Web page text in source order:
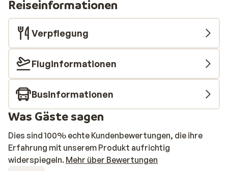
sind schön eingerichtet und haben jeweils ein eigenes,
gepflegtes Badezimmer. Im Gemeinschaftsbereich der
Pension finden Sie eine Küche, die alle Gäste nutzen
können. In der stimmungsvollen Stube wird jeden
Morgen ein exzellentes Frühstück serviert, damit Sie
für die Stunden auf der Piste genug Energie haben.
Wenn Sie eine kleine Pension mit persönlichem Service
bevorzugen, dann ist die Pension Sanna der ideale Ort
für Ihren Urlaub in Mayrhofen!
Reiseinformationen
Verpflegung
Fluginformationen
Businformationen
Was Gäste sagen
Dies sind 100% echte Kundenbewertungen, die ihre
Erfahrung mit unserem Produkt aufrichtig
widerspiegeln. Mehr über Bewertungen